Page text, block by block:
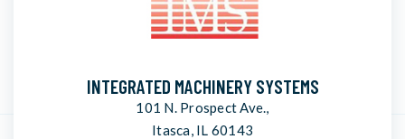
INTEGRATED MACHINERY SYSTEMS
101 N. Prospect Ave.,
Itasca, IL 60143